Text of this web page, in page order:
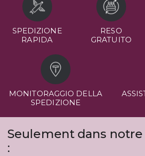
SPEDIZIONE
RAPIDA
RESO
GRATUITO
MONITORAGGIO DELLA
SPEDIZIONE
Seulement dans
: